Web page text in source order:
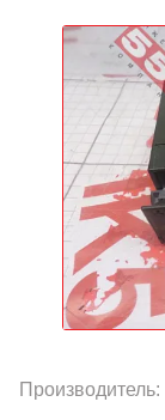
Производитель: